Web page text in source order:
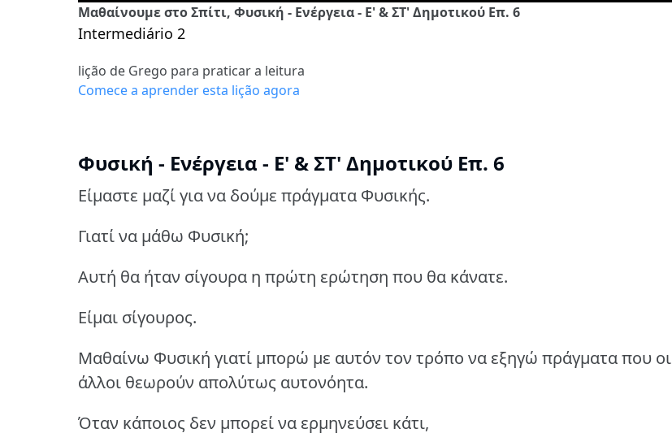
Μαθαίνουμε στο Σπίτι, Φυσική - Ενέργεια - Ε' & ΣΤ' Δημοτικού Επ. 6
Intermediário 2
lição de Grego para praticar a leitura
Comece a aprender esta lição agora
Φυσική - Ενέργεια - Ε' & ΣΤ' Δημοτικού Επ. 6
Είμαστε μαζί για να δούμε πράγματα Φυσικής.
Γιατί να μάθω Φυσική;
Αυτή θα ήταν σίγουρα η πρώτη ερώτηση που θα κάνατε.
Είμαι σίγουρος.
Μαθαίνω Φυσική γιατί μπορώ με αυτόν τον τρόπο να εξηγώ πράγματα που οι
άλλοι θεωρούν απολύτως αυτονόητα.
Όταν κάποιος δεν μπορεί να ερμηνεύσει κάτι,